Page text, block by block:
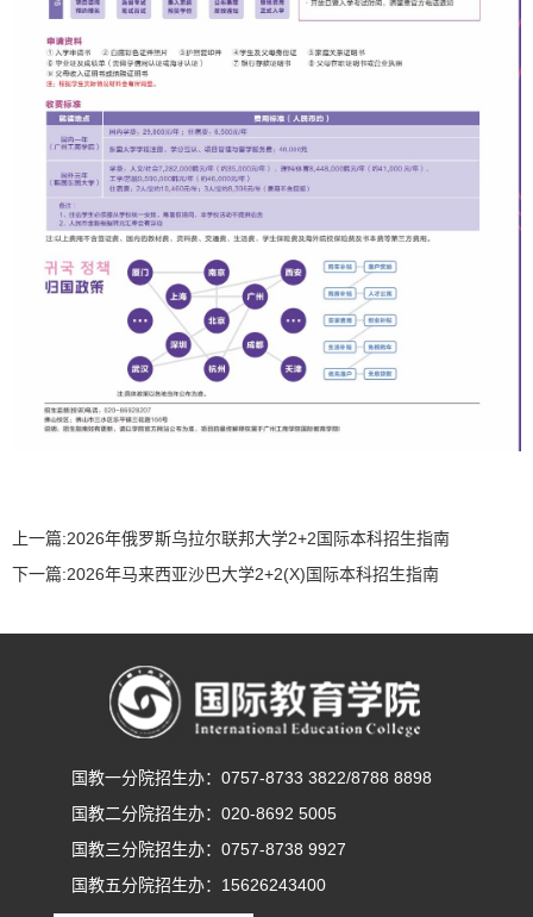
上一篇:2026年俄罗斯乌拉尔联邦大学2+2国际本科招生指南
下一篇:2026年马来西亚沙巴大学2+2(X)国际本科招生指南
国教一分院招生办：0757-8733 3822/8788 8898
国教二分院招生办：020-8692 5005
国教三分院招生办：0757-8738 9927
国教五分院招生办：15626243400